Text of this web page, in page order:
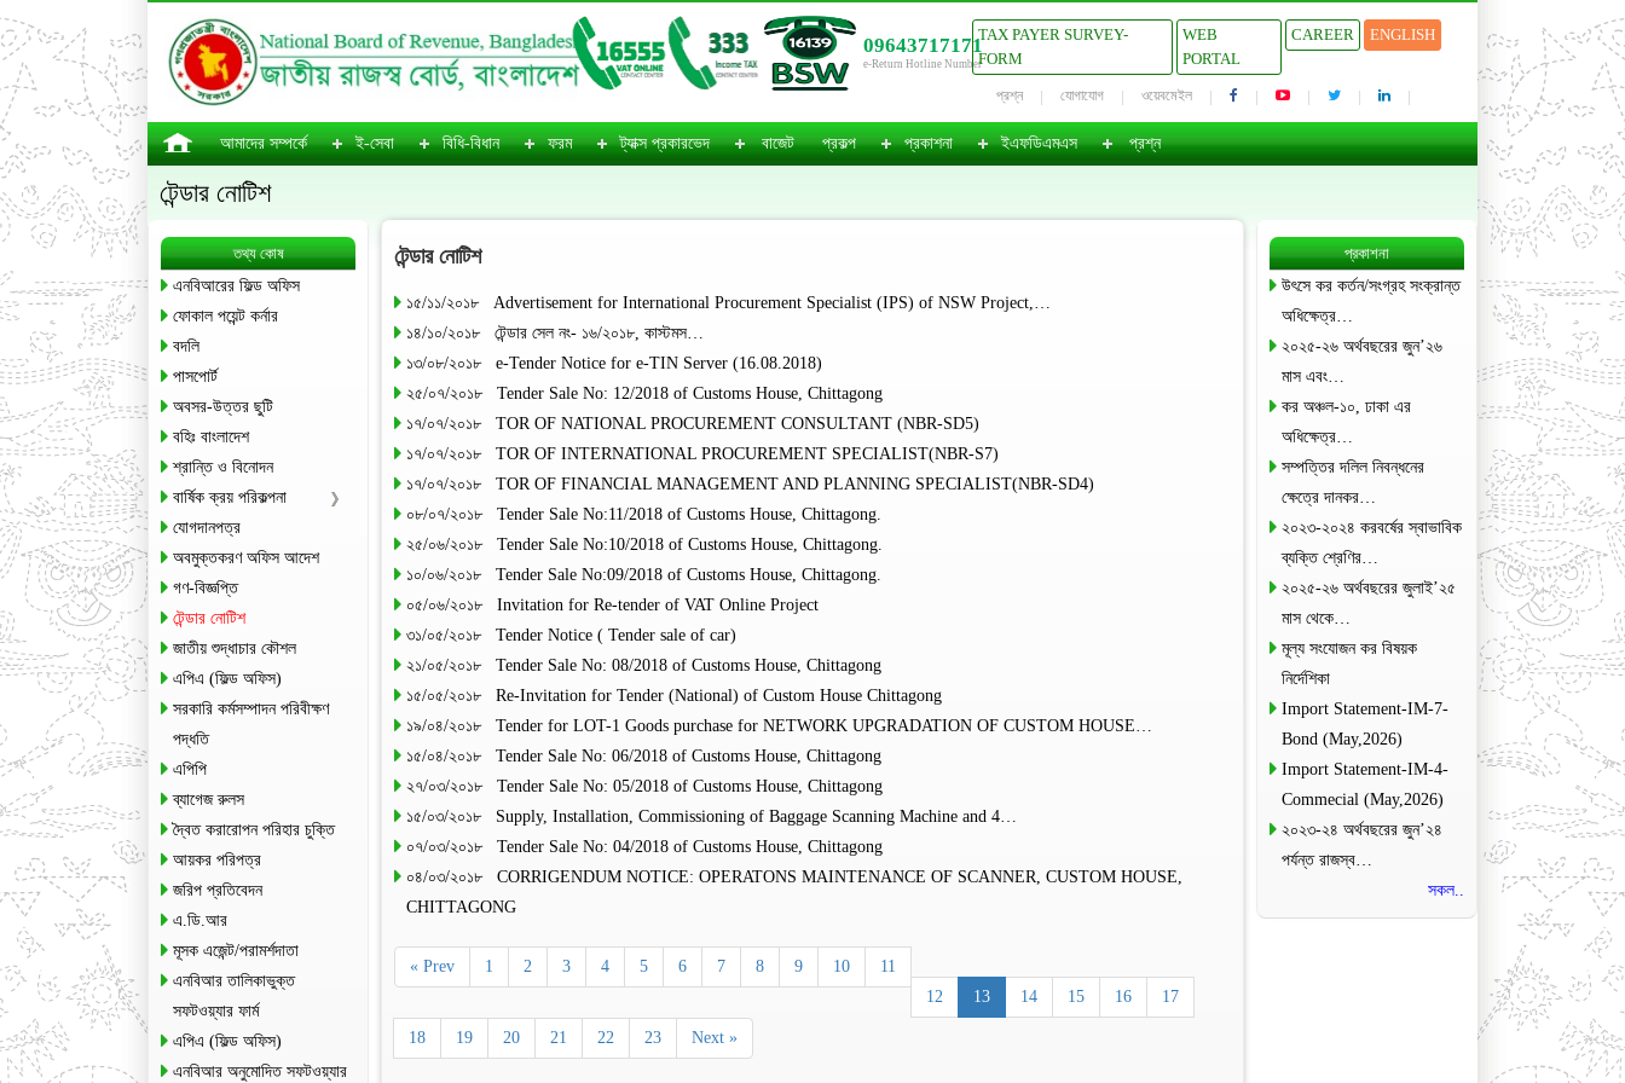
09643717171
e-Return Hotline Number
TAX PAYER SURVEY-
FORM
WEB
PORTAL
CAREER ENGLISH
প্রশ্ন যোগাযোগ ওয়েবমেইল
আমাদের সম্পর্কে ই-সেবা বিধি-বিধান ফরম ট্যাক্স প্রকারভেদ বাজেট প্রকল্প প্রকাশনা ইএফডিএমএস প্রশ্ন
টেন্ডার নোটিশ
তথ্য কোষ
এনবিআরের ফিল্ড অফিস
ফোকাল পয়েন্ট কর্নার
বদলি
পাসপোর্ট
অবসর-উত্তর ছুটি
বহিঃ বাংলাদেশ
শ্রান্তি ও বিনোদন
বার্ষিক ক্রয় পরিকল্পনা
যোগদানপত্র
অবমুক্তকরণ অফিস আদেশ
গণ-বিজ্ঞপ্তি
টেন্ডার নোটিশ
জাতীয় শুদ্ধাচার কৌশল
এপিএ (ফিল্ড অফিস)
সরকারি কর্মসম্পাদন পরিবীক্ষণ
পদ্ধতি
এপিপি
ব্যাগেজ রুলস
দ্বৈত করারোপন পরিহার চুক্তি
আয়কর পরিপত্র
জরিপ প্রতিবেদন
এ.ডি.আর
মূসক এজেন্ট/পরামর্শদাতা
এনবিআর তালিকাভুক্ত
সফটওয়্যার ফার্ম
এপিএ (ফিল্ড অফিস)
এনবিআর অনুমোদিত সফটওয়্যার
টেন্ডার নোটিশ
১৫/১১/২০১৮ Advertisement for International Procurement Specialist (IPS) of NSW Project,…
১৪/১০/২০১৮ টেন্ডার সেল নং- ১৬/২০১৮, কাস্টমস…
১৩/০৮/২০১৮ e-Tender Notice for e-TIN Server (16.08.2018)
২৫/০৭/২০১৮ Tender Sale No: 12/2018 of Customs House, Chittagong
১৭/০৭/২০১৮ TOR OF NATIONAL PROCUREMENT CONSULTANT (NBR-SD5)
১৭/০৭/২০১৮ TOR OF INTERNATIONAL PROCUREMENT SPECIALIST(NBR-S7)
১৭/০৭/২০১৮ TOR OF FINANCIAL MANAGEMENT AND PLANNING SPECIALIST(NBR-SD4)
০৮/০৭/২০১৮ Tender Sale No:11/2018 of Customs House, Chittagong.
২৫/০৬/২০১৮ Tender Sale No:10/2018 of Customs House, Chittagong.
১০/০৬/২০১৮ Tender Sale No:09/2018 of Customs House, Chittagong.
০৫/০৬/২০১৮ Invitation for Re-tender of VAT Online Project
৩১/০৫/২০১৮ Tender Notice ( Tender sale of car)
২১/০৫/২০১৮ Tender Sale No: 08/2018 of Customs House, Chittagong
১৫/০৫/২০১৮ Re-Invitation for Tender (National) of Custom House Chittagong
১৯/০৪/২০১৮ Tender for LOT-1 Goods purchase for NETWORK UPGRADATION OF CUSTOM HOUSE…
১৫/০৪/২০১৮ Tender Sale No: 06/2018 of Customs House, Chittagong
২৭/০৩/২০১৮ Tender Sale No: 05/2018 of Customs House, Chittagong
১৫/০৩/২০১৮ Supply, Installation, Commissioning of Baggage Scanning Machine and 4…
০৭/০৩/২০১৮ Tender Sale No: 04/2018 of Customs House, Chittagong
০৪/০৩/২০১৮ CORRIGENDUM NOTICE: OPERATONS MAINTENANCE OF SCANNER, CUSTOM HOUSE,
CHITTAGONG
« Prev 1 2 3 4 5 6 7 8 9 10
11
12
13 14 15 16 17
18 19 20 21 22 23 Next »
প্রকাশনা
উৎসে কর কর্তন/সংগ্রহ সংক্রান্ত
অধিক্ষেত্র…
২০২৫-২৬ অর্থবছরের জুন’২৬
মাস এবং…
কর অঞ্চল-১০, ঢাকা এর
অধিক্ষেত্র…
সম্পত্তির দলিল নিবন্ধনের
ক্ষেত্রে দানকর…
২০২৩-২০২৪ করবর্ষের স্বাভাবিক
ব্যক্তি শ্রেণির…
২০২৫-২৬ অর্থবছরের জুলাই’২৫
মাস থেকে…
মূল্য সংযোজন কর বিষয়ক
নির্দেশিকা
Import Statement-IM-7-
Bond (May,2026)
Import Statement-IM-4-
Commecial (May,2026)
২০২৩-২৪ অর্থবছরের জুন’২৪
পর্যন্ত রাজস্ব…
সকল..